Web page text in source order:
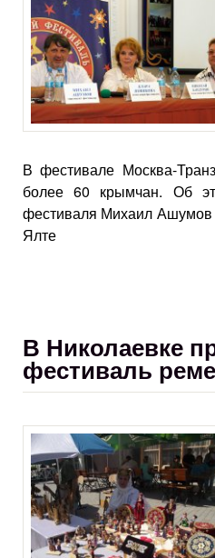
В фестивале Москва-
более 60 крымчан. Об
фестиваля Михаил Ашумов
Ялте
В Николаевке
фестиваль